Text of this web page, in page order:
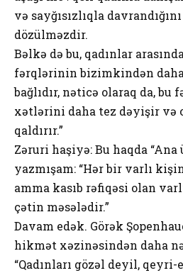
və sayğısızlıqla
dözülməzdir.
Bəlkə də bu, qadınlar
fərqlərinin bizimkindən
bağlıdır, nəticə olaraq da, bu
xətlərini daha tez dəyişir və
qaldırır.”
Zəruri haşiyə: Bu haqda
yazmışam: “Hər bir varlı
amma kasıb rəfiqəsi olan
çətin məsələdir.”
Davam edək. Görək
hikmət xəzinəsindən daha
“Qadınları gözəl deyil,